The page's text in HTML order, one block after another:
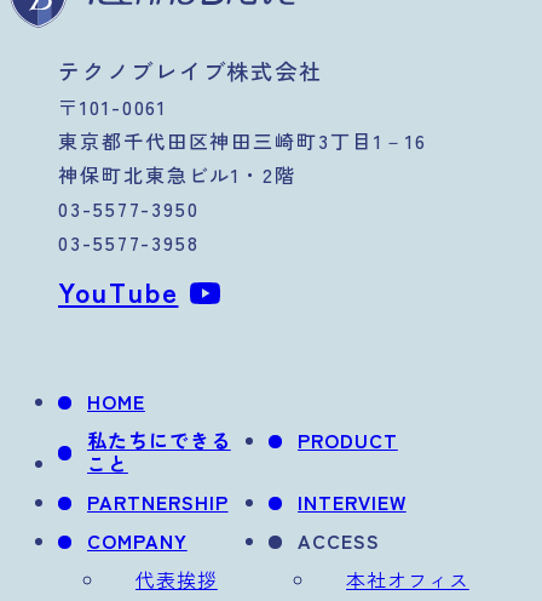
テクノブレイブ株式会社
〒101-0061
東京都千代田区神田三崎町3丁目1－16
神保町北東急ビル1・2階
03-5577-3950
03-5577-3958
YouTube
HOME
私たちにできる
こと
PRODUCT
PARTNERSHIP
INTERVIEW
COMPANY
代表挨拶
ACCESS
本社オフィス